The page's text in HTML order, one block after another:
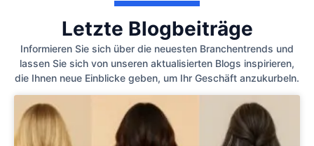
Letzte Blogbeiträge
Informieren Sie sich über die neuesten Branchentrends und
lassen Sie sich von unseren aktualisierten Blogs inspirieren,
die Ihnen neue Einblicke geben, um Ihr Geschäft anzukurbeln.